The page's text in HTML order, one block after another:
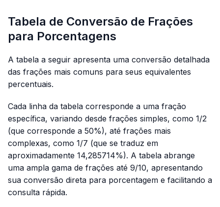
Tabela de Conversão de Frações
para Porcentagens
A tabela a seguir apresenta uma conversão detalhada
das frações mais comuns para seus equivalentes
percentuais.
Cada linha da tabela corresponde a uma fração
específica, variando desde frações simples, como 1/2
(que corresponde a 50%), até frações mais
complexas, como 1/7 (que se traduz em
aproximadamente 14,285714%). A tabela abrange
uma ampla gama de frações até 9/10, apresentando
sua conversão direta para porcentagem e facilitando a
consulta rápida.